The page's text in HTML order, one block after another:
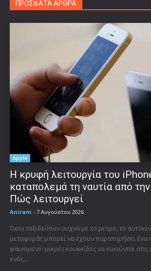
ΠΡΟΣΦΑΤΑ ΑΡΘΡΑ
Apple
Η κρυφή λειτουργία του
καταπολεμά τη ναυτία από
Πώς λειτουργεί
Aniram - 7 Αυγούστου 2026
Όσοι ταξιδεύουν συχνά με το μετρό, το
μεταφοράς μπορεί να έχουν παρατηρήσει ένα
φαινόμενο: μικρές κουκκίδες να κινούνται
ενός...